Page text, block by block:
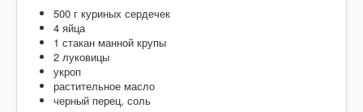
Салаты
Домашнее
Закуски, бутерброды
Десерты
500 г куриных сердечек
4 яйца
1 стакан манной крупы
2 луковицы
укроп
растительное масло
черный перец, соль